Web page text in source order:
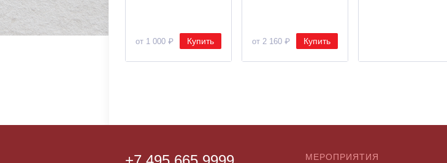
от 1 000 ₽ Купить от 2 160 ₽ Купить
МЕРОПРИЯТИЯ